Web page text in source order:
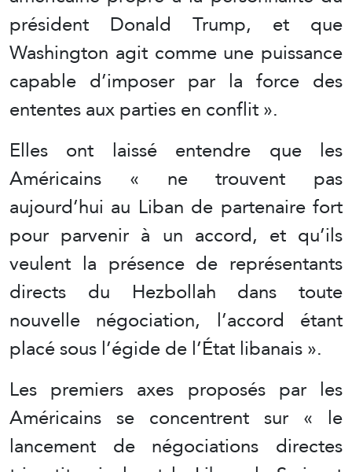
président Donald Trump, et que
Washington agit comme une puissance
capable d’imposer par la force des
ententes aux parties en conflit ».
Elles ont laissé entendre que les
Américains « ne trouvent pas
aujourd’hui au Liban de partenaire fort
pour parvenir à un accord, et qu’ils
veulent la présence de représentants
directs du Hezbollah dans toute
nouvelle négociation, l’accord étant
placé sous l’égide de l’État libanais ».
Les premiers axes proposés par les
Américains se concentrent sur « le
lancement de négociations directes